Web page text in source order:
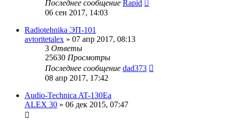
Последнее сообщение Rapid
06 сен 2017, 14:03
Radiotehnika ЭП-101
avtoritetalex » 07 апр 2017, 08:13
3 Ответы
25630 Просмотры
Последнее сообщение dad373
08 апр 2017, 17:42
Audio-Technica AT-130Ea
ALEX 30 » 06 дек 2015, 07:47